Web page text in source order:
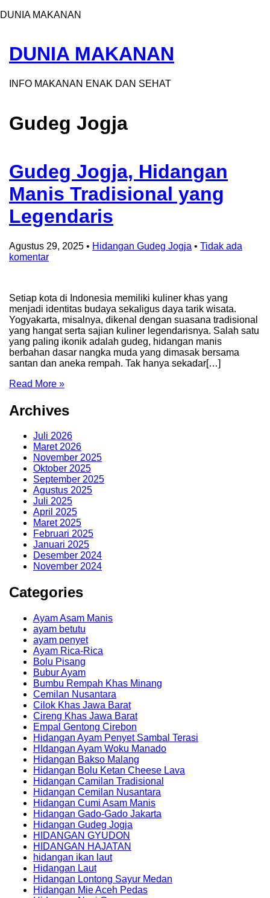
DUNIA MAKANAN
DUNIA MAKANAN
INFO MAKANAN ENAK DAN SEHAT
Gudeg Jogja
Gudeg Jogja, Hidangan
Manis Tradisional yang
Legendaris
Agustus 29, 2025 • Hidangan Gudeg Jogja • Tidak ada
komentar
Setiap kota di Indonesia memiliki kuliner khas yang
menjadi identitas budaya sekaligus daya tarik wisata.
Yogyakarta, misalnya, dikenal dengan suasana tradisional
yang hangat serta sajian kuliner legendarisnya. Salah satu
yang paling ikonik adalah gudeg, hidangan manis
berbahan dasar nangka muda yang dimasak bersama
santan dan aneka rempah. Tak hanya sekadar[…]
Read More »
Archives
Juli 2026
Maret 2026
November 2025
Oktober 2025
September 2025
Agustus 2025
Juli 2025
April 2025
Maret 2025
Februari 2025
Januari 2025
Desember 2024
November 2024
Categories
Ayam Asam Manis
ayam betutu
ayam penyet
Ayam Rica-Rica
Bolu Pisang
Bubur Ayam
Bumbu Rempah Khas Minang
Cemilan Nusantara
Cilok Khas Jawa Barat
Cireng Khas Jawa Barat
Empal Gentong Cirebon
Hidangan Ayam Penyet Sambal Terasi
HIdangan Ayam Woku Manado
Hidangan Bakso Malang
Hidangan Bolu Ketan Cheese Lava
Hidangan Camilan Tradisional
Hidangan Cemilan Nusantara
Hidangan Cumi Asam Manis
Hidangan Gado-Gado Jakarta
Hidangan Gudeg Jogja
HIDANGAN GYUDON
HIDANGAN HAJATAN
hidangan ikan laut
Hidangan Laut
Hidangan Lontong Sayur Medan
Hidangan Mie Aceh Pedas